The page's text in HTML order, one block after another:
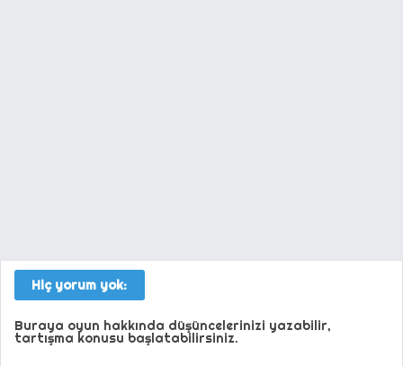
Hiç yorum yok:
Buraya oyun hakkında düşüncelerinizi yazabilir,
tartışma konusu başlatabilirsiniz.